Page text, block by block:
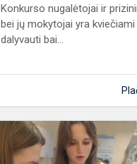
Konkurso nugalėtojai ir
bei jų mokytojai yra kviečiami
dalyvauti bai...